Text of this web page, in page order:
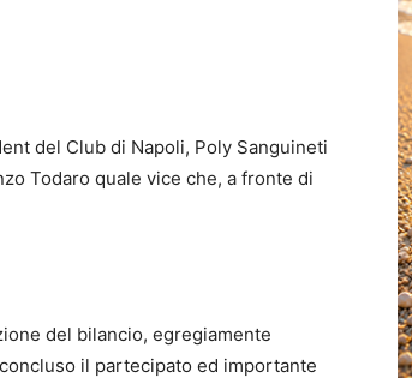
del Club di Napoli, Poly Sanguineti
Todaro quale vice che, a fronte di
del bilancio, egregiamente
il partecipato ed importante